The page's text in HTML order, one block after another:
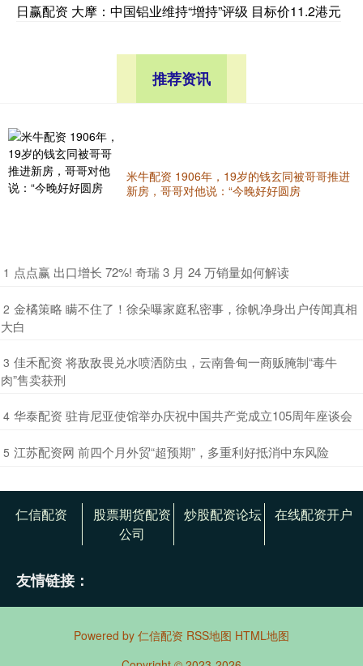
日赢配资 大摩：中国铝业维持“增持”评级 目标价11.2港元
推荐资讯
米牛配资 1906年，19岁的钱玄同被哥哥推进
新房，哥哥对他说：“今晚好好圆房
1 ​点点赢 出口增长 72%! 奇瑞 3 月 24 万销量如何解读
2 ​金橘策略 瞒不住了！徐朵曝家庭私密事，徐帆净身出户传闻真相
大白
3 ​佳禾配资 将敌敌畏兑水喷洒防虫，云南鲁甸一商贩腌制“毒牛
肉”售卖获刑
4 ​华泰配资 驻肯尼亚使馆举办庆祝中国共产党成立105周年座谈会
5 ​江苏配资网 前四个月外贸“超预期”，多重利好抵消中东风险
仁信配资
股票期货配资
公司
炒股配资论坛 在线配资开户
友情链接：
Powered by 仁信配资 RSS地图 HTML地图